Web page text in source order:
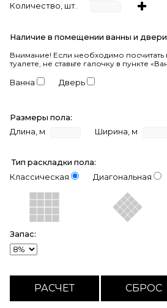
Количество, шт.
Наличие в помещении ванны и
Внимание! Если необходимо посчитать
туалете, не ставьте галочку в пункте
Ванна Дверь
Размеры пола:
Длина, м
Ширина, м
Тип раскладки пола:
Классическая
Диагональная
Запас: